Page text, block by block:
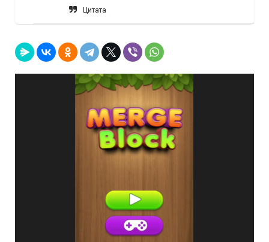
Цитата